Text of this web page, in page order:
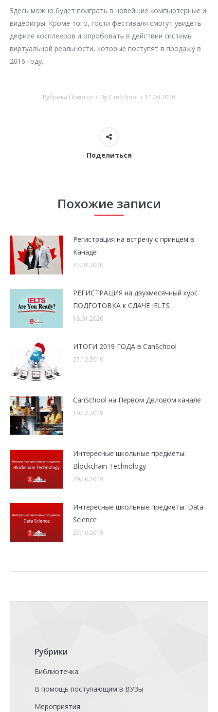
Здесь можно будет поиграть в новейшие компьютерные и
видеоигры. Кроме того, гости фестиваля смогут увидеть
дефиле косплееров и опробовать в действии системы
виртуальной реальности, которые поступят в продажу в
2016 году.
Рубрика Новости By CanSchool 11.04.2016
Поделиться
Похожие записи
Регистрация на встречу с принцем в
Канаде
22.01.2020
РЕГИСТРАЦИЯ на двухмесячный курс
ПОДГОТОВКА к СДАЧЕ IELTS
18.01.2020
ИТОГИ 2019 ГОДА в CanSchool
27.12.2019
CanSchool на Первом Деловом канале
19.12.2019
Интересные школьные предметы:
Blockchain Technology
29.10.2019
Интересные школьные предметы: Data
Science
25.10.2019
Рубрики
Библиотечка
В помощь поступающим в ВУЗы
Мероприятия